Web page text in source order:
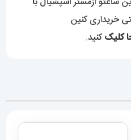
خریداری کنین
کلیککنید.